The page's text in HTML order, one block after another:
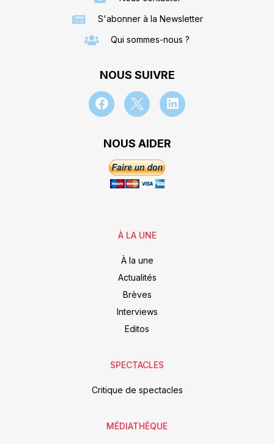
S'abonner à la Newsletter
Qui sommes-nous ?
NOUS SUIVRE
NOUS AIDER
À LA UNE
À la une
Actualités
Brèves
Interviews
Editos
SPECTACLES
Critique de spectacles
MÉDIATHÈQUE